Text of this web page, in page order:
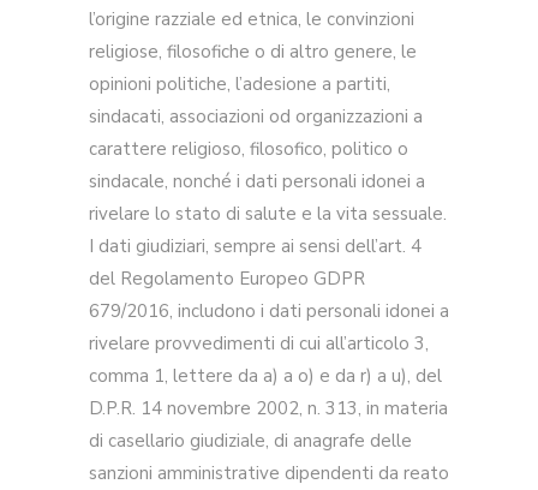
l’origine razziale ed etnica, le convinzioni
religiose, filosofiche o di altro genere, le
opinioni politiche, l’adesione a partiti,
sindacati, associazioni od organizzazioni a
carattere religioso, filosofico, politico o
sindacale, nonché i dati personali idonei a
rivelare lo stato di salute e la vita sessuale.
I dati giudiziari, sempre ai sensi dell’art. 4
del Regolamento Europeo GDPR
679/2016, includono i dati personali idonei a
rivelare provvedimenti di cui all’articolo 3,
comma 1, lettere da a) a o) e da r) a u), del
D.P.R. 14 novembre 2002, n. 313, in materia
di casellario giudiziale, di anagrafe delle
sanzioni amministrative dipendenti da reato